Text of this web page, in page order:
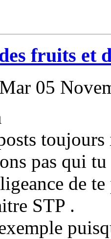
fruits et
05
pas qui tu
de te
STP .